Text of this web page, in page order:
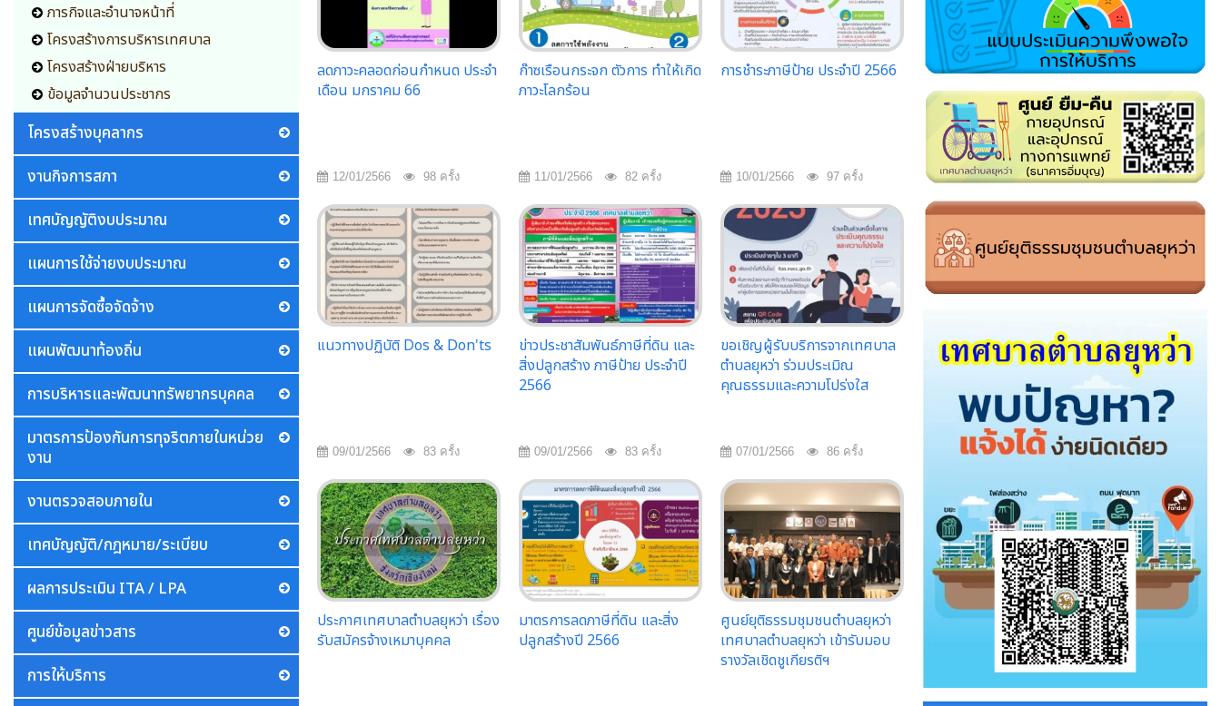
ภารกิจและอำนาจหน้าที่
โครงสร้างการบริหารเทศบาล
โครงสร้างฝ่ายบริหาร
ข้อมูลจำนวนประชากร
โครงสร้างบุคลากร
งานกิจการสภา
เทศบัญญัติงบประมาณ
แผนการใช้จ่ายงบประมาณ
แผนการจัดซื้อจัดจ้าง
แผนพัฒนาท้องถิ่น
การบริหารและพัฒนาทรัพยากรบุคคล
มาตรการป้องกันการทุจริตภายในหน่วย
งาน
งานตรวจสอบภายใน
เทศบัญญัติ/กฎหมาย/ระเบียบ
ผลการประเมิน ITA / LPA
ศูนย์ข้อมูลข่าวสาร
การให้บริการ
ลดภาวะคลอดก่อนกำหนด ประจำ
เดือน มกราคม 66
12/01/2566 98 ครั้ง
ก๊าซเรือนกระจก ตัวการ ทำให้เกิด
ภาวะโลกร้อน
11/01/2566 82 ครั้ง
การชำระภาษีป้าย ประจำปี 2566
10/01/2566 97 ครั้ง
แนวทางปฏิบัติ Dos & Don'ts
09/01/2566 83 ครั้ง
ข่าวประชาสัมพันธ์ภาษีที่ดิน และ
สิ่งปลูกสร้าง ภาษีป้าย ประจำปี
2566
09/01/2566 83 ครั้ง
ขอเชิญผู้รับบริการจากเทศบาล
ตำบลยุหว่า ร่วมประเมิณ
คุณธรรมและความโปร่งใส
07/01/2566 86 ครั้ง
ประกาศเทศบาลตำบลยุหว่า เรื่อง
รับสมัครจ้างเหมาบุคคล
มาตรการลดภาษีที่ดิน และสิ่ง
ปลูกสร้างปี 2566
ศูนย์ยุติธรรมชุมชนตำบลยุหว่า
เทศบาลตำบลยุหว่า เข้ารับมอบ
รางวัลเชิดชูเกียรติฯ